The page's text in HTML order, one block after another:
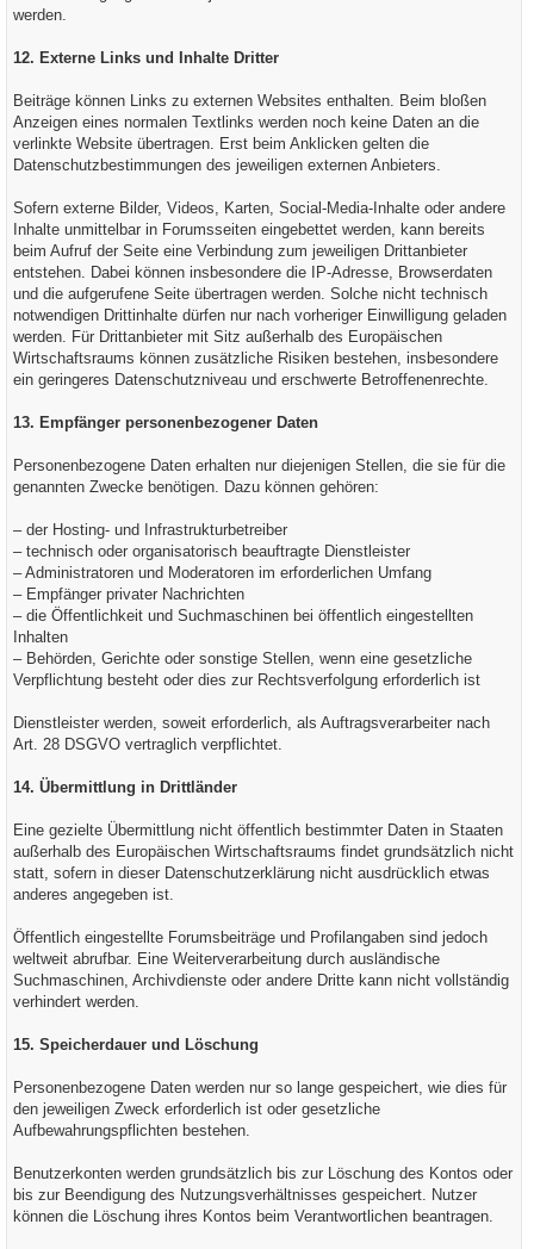
werden.
12. Externe Links und Inhalte Dritter
Beiträge können Links zu externen Websites enthalten. Beim bloßen
Anzeigen eines normalen Textlinks werden noch keine Daten an die
verlinkte Website übertragen. Erst beim Anklicken gelten die
Datenschutzbestimmungen des jeweiligen externen Anbieters.
Sofern externe Bilder, Videos, Karten, Social-Media-Inhalte oder andere
Inhalte unmittelbar in Forumsseiten eingebettet werden, kann bereits
beim Aufruf der Seite eine Verbindung zum jeweiligen Drittanbieter
entstehen. Dabei können insbesondere die IP-Adresse, Browserdaten
und die aufgerufene Seite übertragen werden. Solche nicht technisch
notwendigen Drittinhalte dürfen nur nach vorheriger Einwilligung geladen
werden. Für Drittanbieter mit Sitz außerhalb des Europäischen
Wirtschaftsraums können zusätzliche Risiken bestehen, insbesondere
ein geringeres Datenschutzniveau und erschwerte Betroffenenrechte.
13. Empfänger personenbezogener Daten
Personenbezogene Daten erhalten nur diejenigen Stellen, die sie für die
genannten Zwecke benötigen. Dazu können gehören:
– der Hosting- und Infrastrukturbetreiber
– technisch oder organisatorisch beauftragte Dienstleister
– Administratoren und Moderatoren im erforderlichen Umfang
– Empfänger privater Nachrichten
– die Öffentlichkeit und Suchmaschinen bei öffentlich eingestellten
Inhalten
– Behörden, Gerichte oder sonstige Stellen, wenn eine gesetzliche
Verpflichtung besteht oder dies zur Rechtsverfolgung erforderlich ist
Dienstleister werden, soweit erforderlich, als Auftragsverarbeiter nach
Art. 28 DSGVO vertraglich verpflichtet.
14. Übermittlung in Drittländer
Eine gezielte Übermittlung nicht öffentlich bestimmter Daten in Staaten
außerhalb des Europäischen Wirtschaftsraums findet grundsätzlich nicht
statt, sofern in dieser Datenschutzerklärung nicht ausdrücklich etwas
anderes angegeben ist.
Öffentlich eingestellte Forumsbeiträge und Profilangaben sind jedoch
weltweit abrufbar. Eine Weiterverarbeitung durch ausländische
Suchmaschinen, Archivdienste oder andere Dritte kann nicht vollständig
verhindert werden.
15. Speicherdauer und Löschung
Personenbezogene Daten werden nur so lange gespeichert, wie dies für
den jeweiligen Zweck erforderlich ist oder gesetzliche
Aufbewahrungspflichten bestehen.
Benutzerkonten werden grundsätzlich bis zur Löschung des Kontos oder
bis zur Beendigung des Nutzungsverhältnisses gespeichert. Nutzer
können die Löschung ihres Kontos beim Verantwortlichen beantragen.